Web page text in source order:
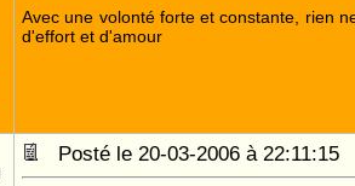
Avec une volonté forte et constante, rien
d'effort et d'amour
Posté le 20-03-2006 à